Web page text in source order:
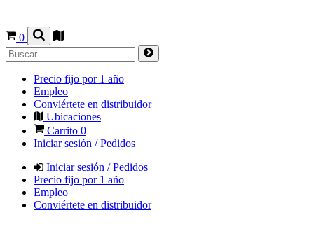
0
Precio fijo por 1 año
Empleo
Conviértete en distribuidor
Ubicaciones
Carrito 0
Iniciar sesión / Pedidos
Iniciar sesión / Pedidos
Precio fijo por 1 año
Empleo
Conviértete en distribuidor